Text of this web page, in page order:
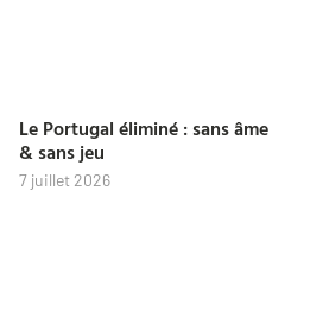
Le Portugal éliminé : sans âme
& sans jeu
7 juillet 2026